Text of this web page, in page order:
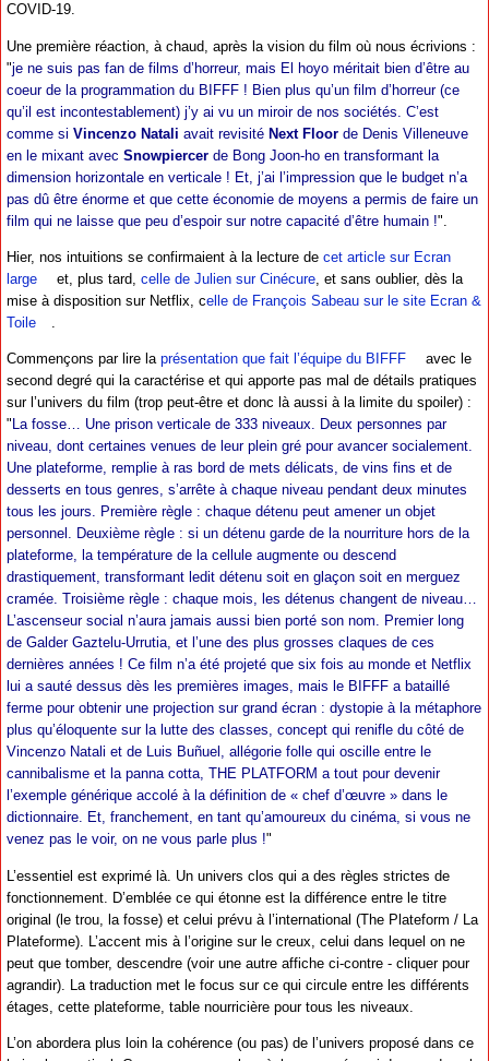
COVID-19.
Une première réaction, à chaud, après la vision du film où nous écrivions :
"je ne suis pas fan de films d’horreur, mais El hoyo méritait bien d’être au
coeur de la programmation du BIFFF ! Bien plus qu’un film d’horreur (ce
qu’il est incontestablement) j’y ai vu un miroir de nos sociétés. C’est
comme si Vincenzo Natali avait revisité Next Floor de Denis Villeneuve
en le mixant avec Snowpiercer de Bong Joon-ho en transformant la
dimension horizontale en verticale ! Et, j’ai l’impression que le budget n’a
pas dû être énorme et que cette économie de moyens a permis de faire un
film qui ne laisse que peu d’espoir sur notre capacité d’être humain !".
Hier, nos intuitions se confirmaient à la lecture de cet article sur Ecran
large
et, plus tard, celle de Julien sur Cinécure , et sans oublier, dès la
mise à disposition sur Netflix, celle de François Sabeau sur le site Ecran &
Toile
Commençons par lire la présentation que fait l’équipe du BIFFF
avec le
second degré qui la caractérise et qui apporte pas mal de détails pratiques
sur l’univers du film (trop peut-être et donc là aussi à la limite du spoiler) :
" La fosse… Une prison verticale de 333 niveaux. Deux personnes par
niveau, dont certaines venues de leur plein gré pour avancer socialement.
Une plateforme, remplie à ras bord de mets délicats, de vins fins et de
desserts en tous genres, s’arrête à chaque niveau pendant deux minutes
tous les jours. Première règle : chaque détenu peut amener un objet
personnel. Deuxième règle : si un détenu garde de la nourriture hors de la
plateforme, la température de la cellule augmente ou descend
drastiquement, transformant ledit détenu soit en glaçon soit en merguez
cramée. Troisième règle : chaque mois, les détenus changent de niveau…
L’ascenseur social n’aura jamais aussi bien porté son nom. Premier long
de Galder Gaztelu-Urrutia, et l’une des plus grosses claques de ces
dernières années ! Ce film n’a été projeté que six fois au monde et Netflix
lui a sauté dessus dès les premières images, mais le BIFFF a bataillé
ferme pour obtenir une projection sur grand écran : dystopie à la métaphore
plus qu’éloquente sur la lutte des classes, concept qui renifle du côté de
Vincenzo Natali et de Luis Buñuel, allégorie folle qui oscille entre le
cannibalisme et la panna cotta, THE PLATFORM a tout pour devenir
l’exemple générique accolé à la définition de « chef d’œuvre » dans le
dictionnaire. Et, franchement, en tant qu’amoureux du cinéma, si vous ne
venez pas le voir, on ne vous parle plus !"
L’essentiel est exprimé là. Un univers clos qui a des règles strictes de
fonctionnement. D’emblée ce qui étonne est la différence entre le titre
original (le trou, la fosse) et celui prévu à l’international (The Plateform / La
Plateforme). L’accent mis à l’origine sur le creux, celui dans lequel on ne
peut que tomber, descendre (voir une autre affiche ci-contre - cliquer pour
agrandir). La traduction met le focus sur ce qui circule entre les différents
étages, cette plateforme, table nourricière pour tous les niveaux.
L’on abordera plus loin la cohérence (ou pas) de l’univers proposé dans ce